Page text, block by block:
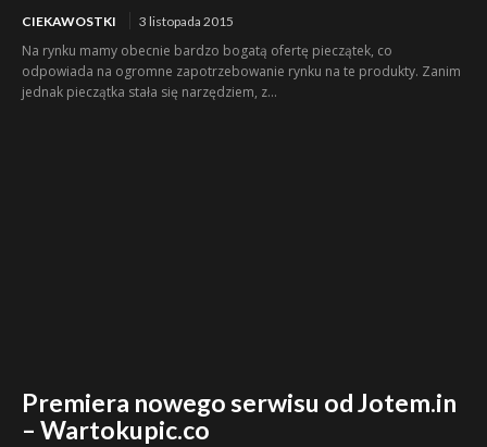
CIEKAWOSTKI 3 listopada 2015
Na rynku mamy obecnie bardzo bogatą ofertę pieczątek, co
odpowiada na ogromne zapotrzebowanie rynku na te produkty. Zanim
jednak pieczątka stała się narzędziem, z...
Premiera nowego serwisu od Jotem.in
– Wartokupic.co